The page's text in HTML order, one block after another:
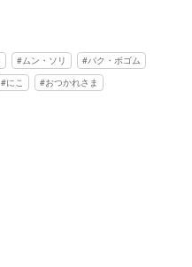
ムン・ソリ
パク・ボゴム
にこ おつかれさま